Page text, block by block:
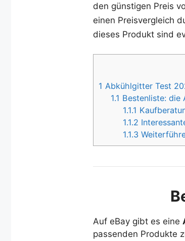
den günstigen Preis
einen Preisvergleich
dieses Produkt sind
1 Abkühlgitter Test
1.1 Bestenliste: die
1.1.1
1.1.2
1.1.3
Auf eBay gibt es eine
passenden Produkte